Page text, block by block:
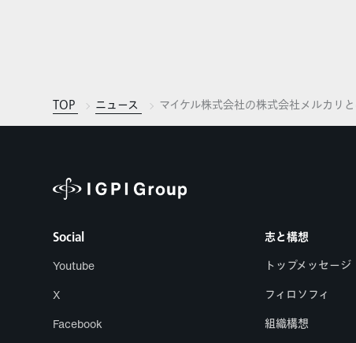
TOP ニュース マイケル株式会社の株式会社メルカリ
Social
Youtube
X
Facebook
志と構想
トップメッセージ
フィロソフィ
組織構想